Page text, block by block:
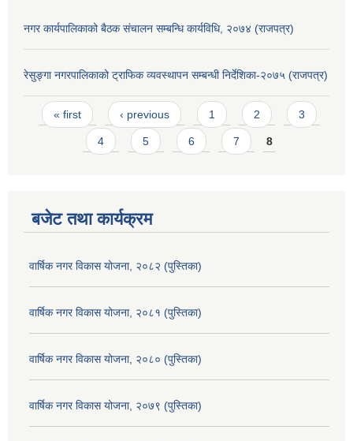
नगर कार्यपालिकाको बैठक संचालन सम्बन्धि कार्यविधि, २०७४ (राजपत्र)
रेसुङ्गा नगरपालिकाको ट्राफिक व्यवस्थापन सम्बन्धी निर्देशिका-२०७५ (राजपत्र)
Pages
« first ‹ previous 1 2 3
4 5 6 7 8
बजेट तथा कार्यक्रम
वार्षिक नगर विकास योजना, २०८२ (पुस्तिका)
वार्षिक नगर विकास योजना, २०८१ (पुस्तिका)
वार्षिक नगर विकास योजना, २०८० (पुस्तिका)
वार्षिक नगर विकास योजना, २०७९ (पुस्तिका)